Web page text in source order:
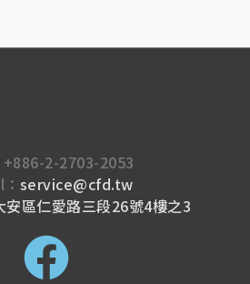
+886-2-2703-2053
service@cfd.tw
安區仁愛路三段26號4樓之3